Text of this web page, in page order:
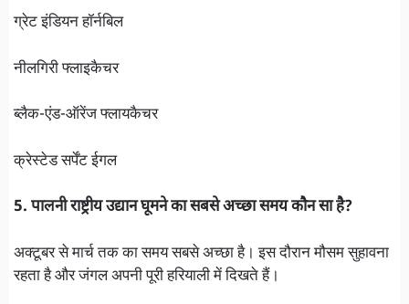
ग्रेट इंडियन हॉर्नबिल
नीलगिरी फ्लाइकैचर
ब्लैक-एंड-ऑरेंज फ्लायकैचर
क्रेस्टेड सर्पेंट ईगल
5. पालनी राष्ट्रीय उद्यान घूमने का सबसे अच्छा समय कौन सा है?
अक्टूबर से मार्च तक का समय सबसे अच्छा है। इस दौरान मौसम सुहावना
रहता है और जंगल अपनी पूरी हरियाली में दिखते हैं।